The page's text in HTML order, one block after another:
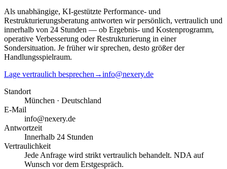
Als unabhängige, KI-gestützte Performance- und
Restrukturierungsberatung antworten wir persönlich, vertraulich und
innerhalb von 24 Stunden — ob Ergebnis- und Kostenprogramm,
operative Verbesserung oder Restrukturierung in einer
Sondersituation. Je früher wir sprechen, desto größer der
Handlungsspielraum.
Lage vertraulich besprechen →info@nexery.de
Standort
München · Deutschland
E-Mail
info@nexery.de
Antwortzeit
Innerhalb 24 Stunden
Vertraulichkeit
Jede Anfrage wird strikt vertraulich behandelt. NDA auf
Wunsch vor dem Erstgespräch.